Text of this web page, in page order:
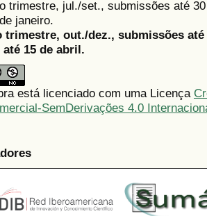
trimestre, jul./set., submissões até
janeiro.
trimestre, out./dez., submissões
até 15 de abril.
está licenciado com uma Licença
SemDerivações 4.0